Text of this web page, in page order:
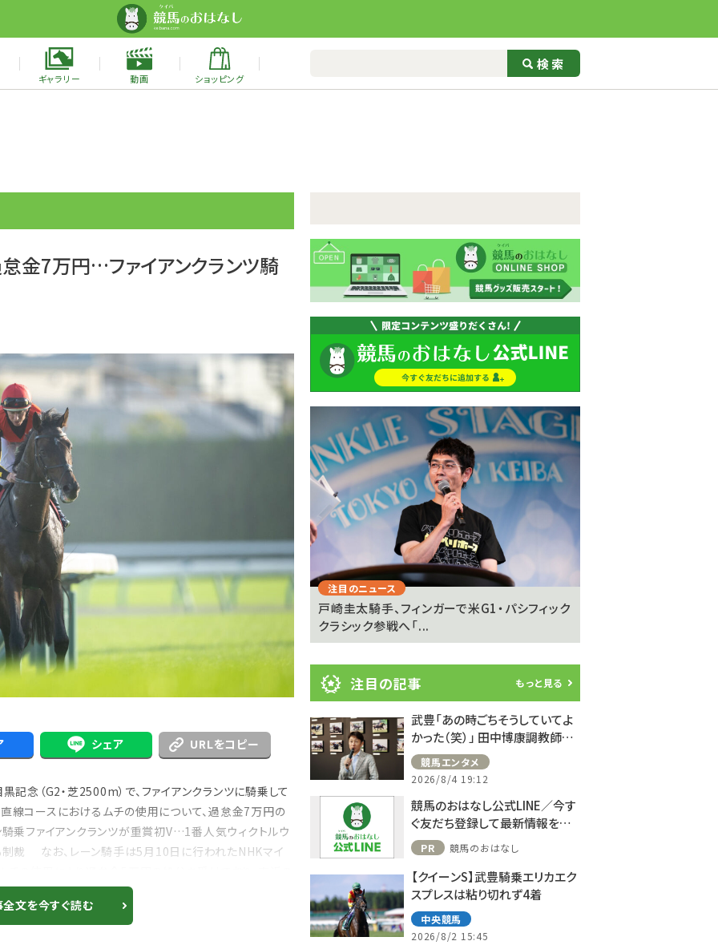
ギャラリー 動画 ショッピング
金7万円…ファイアンクランツ騎
シェア URLをコピー
（G2・芝2500m）で、ファイアンクランツに騎乗して
線コースにおけるムチの使用について、過怠金7万円の
騎乗ファイアンクランツが重賞初V…1番人気ウィクトルウ
制裁 なお、レーン騎手は5月10日に行われたNHKマイ
文を今すぐ読む
目
ニ
ュ
ー
ス
必
注目のニュース
【キングジョージ】マーフィー「反応がなかった」
ヴェルテンベルクは...
注目のニュース
戸崎圭太騎手、フィンガーで米G1・パシフィック
クラシック参戦へ「...
注目の記事 もっと見る
武豊「あの時ごちそうしていてよ
かった（笑）」 田中博康調教師と
のフランスでの思い出を語る
競馬エンタメ
2026/8/4 19:12
競馬のおはなし公式LINE／今す
ぐ友だち登録して最新情報をゲ
ット！
PR 競馬のおはなし
【クイーンS】武豊騎乗エリカエク
スプレスは粘り切れず4着
中央競馬
2026/8/2 15:45